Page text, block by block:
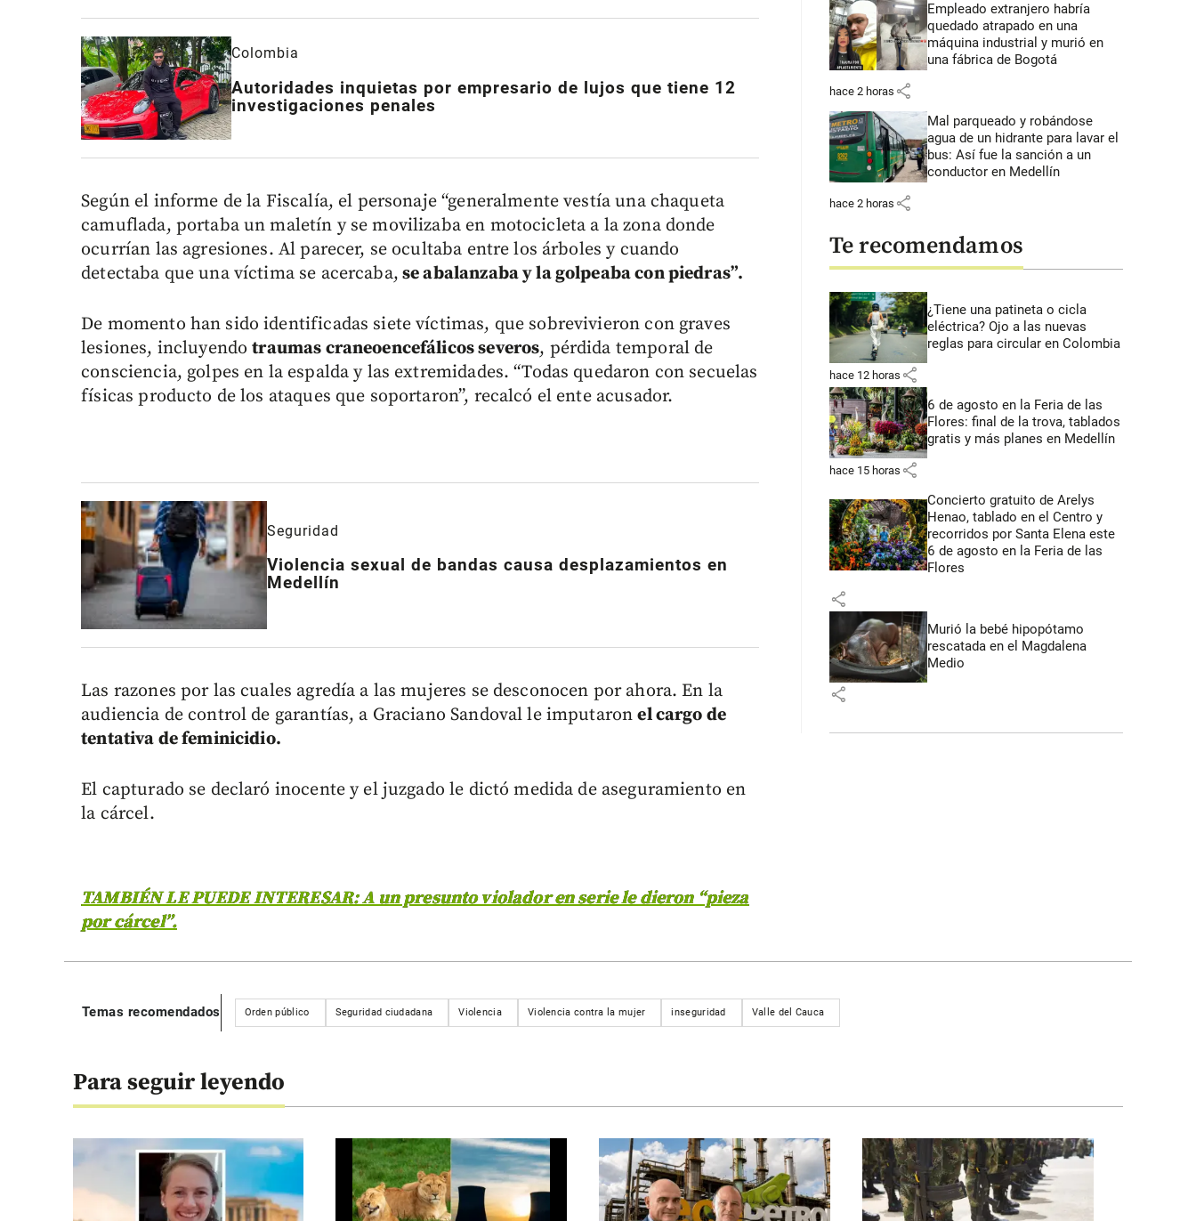
Colombia
Autoridades inquietas por empresario de lujos que tiene 12
investigaciones penales
Según el informe de la Fiscalía, el personaje “generalmente vestía una chaqueta
camuflada, portaba un maletín y se movilizaba en motocicleta a la zona donde
ocurrían las agresiones. Al parecer, se ocultaba entre los árboles y cuando
detectaba que una víctima se acercaba, se abalanzaba y la golpeaba con piedras”.
De momento han sido identificadas siete víctimas, que sobrevivieron con graves
lesiones, incluyendotraumas craneoencefálicos severos, pérdida temporal de
consciencia, golpes en la espalda y las extremidades. “Todas quedaron con secuelas
físicas producto de los ataques que soportaron”, recalcó el ente acusador.
Seguridad
Violencia sexual de bandas causa desplazamientos en
Medellín
Las razones por las cuales agredía a las mujeres se desconocen por ahora. En la
audiencia de control de garantías, a Graciano Sandoval le imputaronel cargo de
tentativa de feminicidio.
El capturado se declaró inocente y el juzgado le dictó medida de aseguramiento en
la cárcel.
TAMBIÉN LE PUEDE INTERESAR: A un presunto violador en serie le dieron “pieza
por cárcel”.
Empleado extranjero habría
quedado atrapado en una
máquina industrial y murió en
una fábrica de Bogotá
hace 2 horas share
Mal parqueado y robándose
agua de un hidrante para lavar el
bus: Así fue la sanción a un
conductor en Medellín
hace 2 horas share
Te recomendamos
¿Tiene una patineta o cicla
eléctrica? Ojo a las nuevas
reglas para circular en Colombia
hace 12 horas share
6 de agosto en la Feria de las
Flores: final de la trova, tablados
gratis y más planes en Medellín
hace 15 horas share
Concierto gratuito de Arelys
Henao, tablado en el Centro y
recorridos por Santa Elena este
6 de agosto en la Feria de las
Flores
share
Murió la bebé hipopótamo
rescatada en el Magdalena
Medio
share
Temas recomendados Orden público Seguridad ciudadana Violencia Violencia contra la mujer inseguridad Valle del Cauca
Para seguir leyendo